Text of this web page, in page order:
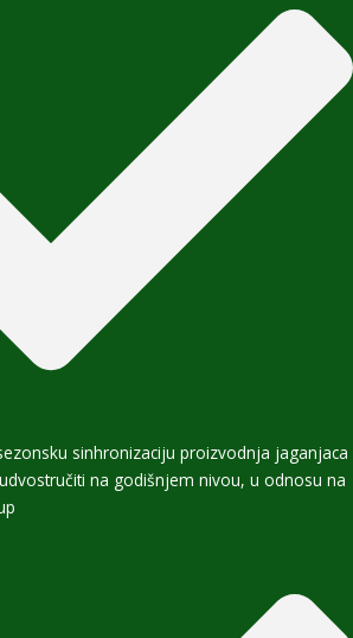
sinhronizaciju proizvodnja jaganjaca
na godišnjem nivou, u odnosu na